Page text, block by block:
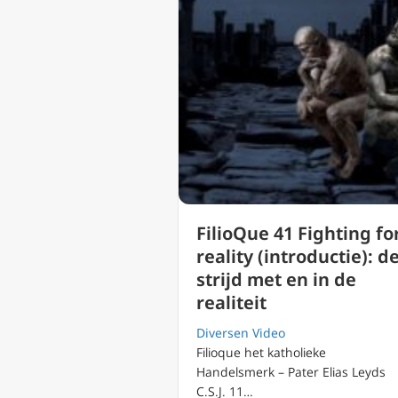
FilioQue 41 Fighting
reality (introductie):
strijd met en in de
realiteit
Diversen Video
Filioque het katholieke
Handelsmerk – Pater Elias Leyds
C.S.J. 11…